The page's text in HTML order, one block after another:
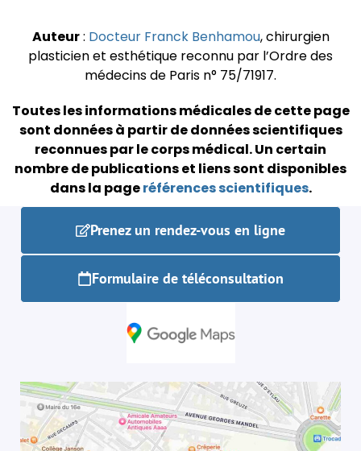
Auteur: Docteur Franck Benhamou, chirurgien
plasticien et esthétique reconnu par l’Ordre des
médecins de Paris n° 75/71917.
Toutes les informations médicales de cette page
sont données à partir de données scientifiques
reconnues par le corps médical.Un certain
nombre de publications et liens sont disponibles
dans la pageréférences scientifiques.
Prenez un rendez-vous en ligne
Formulaire de téléconsultation